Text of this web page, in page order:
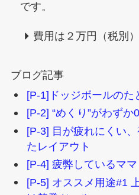
です。
費用は２万円（税別
ブログ記事
[P-1]ドッジボールのた
[P-2] “めくり”がわずか
[P-3] 目が疲れにくい
たレイアウト
[P-4] 疲弊しているマ
[P-5] オススメ用途#1